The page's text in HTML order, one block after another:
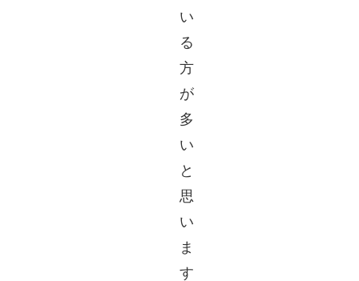
い
る
方
が
多
い
と
思
い
ま
す